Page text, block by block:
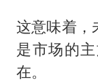
这意味着，
是市场的
在。